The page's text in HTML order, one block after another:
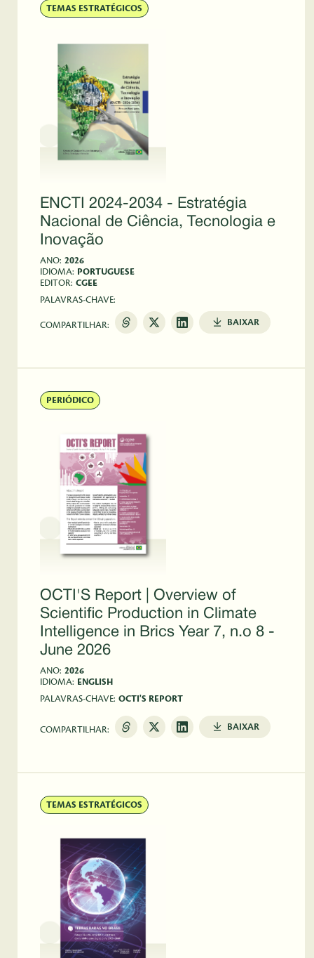
TEMAS ESTRATÉGICOS
ENCTI 2024-2034 - Estratégia
Nacional de Ciência, Tecnologia e
Inovação
ANO: 2026
IDIOMA: PORTUGUESE
EDITOR: CGEE
PALAVRAS-CHAVE:
COMPARTILHAR: BAIXAR
PERIÓDICO
OCTI'S Report | Overview of
Scientific Production in Climate
Intelligence in Brics Year 7, n.o 8 -
June 2026
ANO: 2026
IDIOMA: ENGLISH
PALAVRAS-CHAVE: OCTI'S REPORT
COMPARTILHAR: BAIXAR
TEMAS ESTRATÉGICOS